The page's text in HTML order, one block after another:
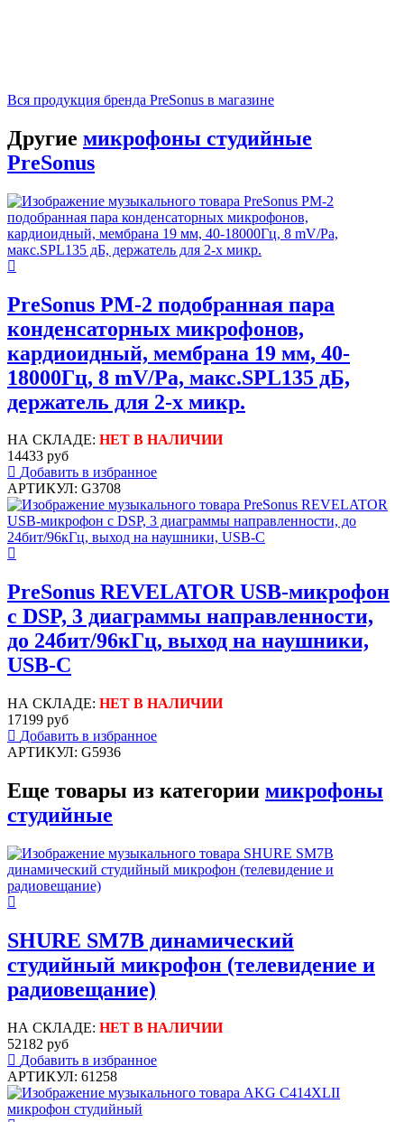
Вся продукция бренда PreSonus в магазине
Другие микрофоны студийные
PreSonus
PreSonus PM-2 подобранная пара
конденсаторных микрофонов,
кардиоидный, мембрана 19 мм, 40-
18000Гц, 8 mV/Pa, макс.SPL135 дБ,
держатель для 2-х микр.
НА СКЛАДЕ: НЕТ В НАЛИЧИИ
14433 руб
Добавить в избранное
АРТИКУЛ: G3708
PreSonus REVELATOR USB-микрофон
с DSP, 3 диаграммы направленности,
до 24бит/96кГц, выход на наушники,
USB-C
НА СКЛАДЕ: НЕТ В НАЛИЧИИ
17199 руб
Добавить в избранное
АРТИКУЛ: G5936
Еще товары из категории микрофоны
студийные
SHURE SM7B динамический
студийный микрофон (телевидение и
радиовещание)
НА СКЛАДЕ: НЕТ В НАЛИЧИИ
52182 руб
Добавить в избранное
АРТИКУЛ: 61258